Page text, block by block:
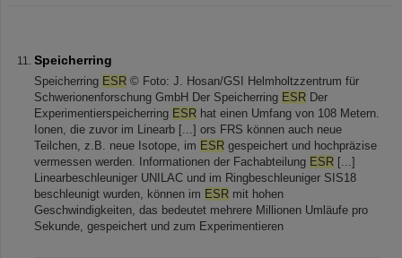
Speicherring
Speicherring ESR © Foto: J. Hosan/GSI Helmholtzzentrum für
Schwerionenforschung GmbH Der Speicherring ESR Der
Experimentierspeicherring ESR hat einen Umfang von 108 Metern.
Ionen, die zuvor im Linearb [...] ors FRS können auch neue
Teilchen, z.B. neue Isotope, im ESR gespeichert und hochpräzise
vermessen werden. Informationen der Fachabteilung ESR [...]
Linearbeschleuniger UNILAC und im Ringbeschleuniger SIS18
beschleunigt wurden, können im ESR mit hohen
Geschwindigkeiten, das bedeutet mehrere Millionen Umläufe pro
Sekunde, gespeichert und zum Experimentieren